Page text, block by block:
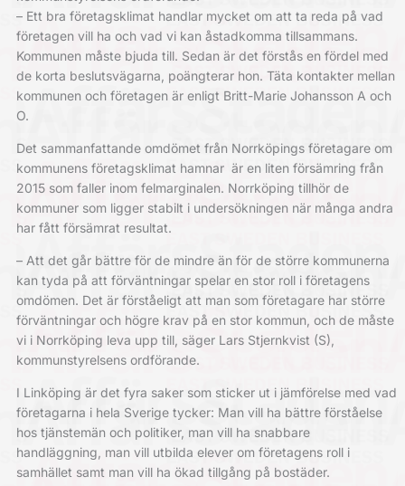
– Ett bra företagsklimat handlar mycket om att ta reda på vad
företagen vill ha och vad vi kan åstadkomma tillsammans.
Kommunen måste bjuda till. Sedan är det förstås en fördel med
de korta beslutsvägarna, poängterar hon. Täta kontakter mellan
kommunen och företagen är enligt Britt-Marie Johansson A och
O.
Det sammanfattande omdömet från Norrköpings företagare om
kommunens företagsklimat hamnar är en liten försämring från
2015 som faller inom felmarginalen. Norrköping tillhör de
kommuner som ligger stabilt i undersökningen när många andra
har fått försämrat resultat.
– Att det går bättre för de mindre än för de större kommunerna
kan tyda på att förväntningar spelar en stor roll i företagens
omdömen. Det är förståeligt att man som företagare har större
förväntningar och högre krav på en stor kommun, och de måste
vi i Norrköping leva upp till, säger Lars Stjernkvist (S),
kommunstyrelsens ordförande.
I Linköping är det fyra saker som sticker ut i jämförelse med vad
företagarna i hela Sverige tycker: Man vill ha bättre förståelse
hos tjänstemän och politiker, man vill ha snabbare
handläggning, man vill utbilda elever om företagens roll i
samhället samt man vill ha ökad tillgång på bostäder.